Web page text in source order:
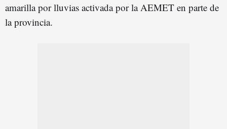
amarilla por lluvias activada por la AEMET en parte de
la provincia.